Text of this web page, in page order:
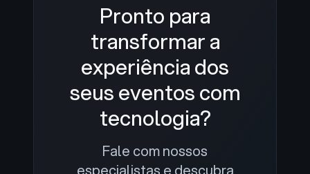
Pronto para
transformar a
experiência dos
seus eventos com
tecnologia?
Fale com nossos